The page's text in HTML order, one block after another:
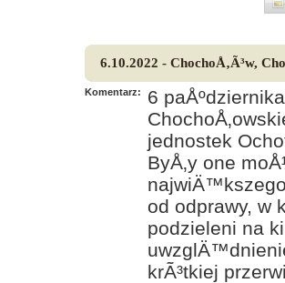
6.10.2022 - ChochoÅ‚Ã³w,
Komentarz:
6
jednostek
ByÅ‚y one
od odprawy, w
podzieleni na
krÃ³tkiej